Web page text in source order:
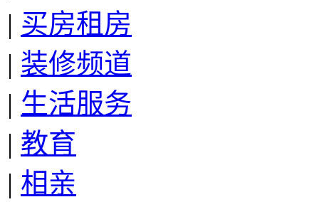
| 买房租房
| 装修频道
| 生活服务
| 教育
| 相亲